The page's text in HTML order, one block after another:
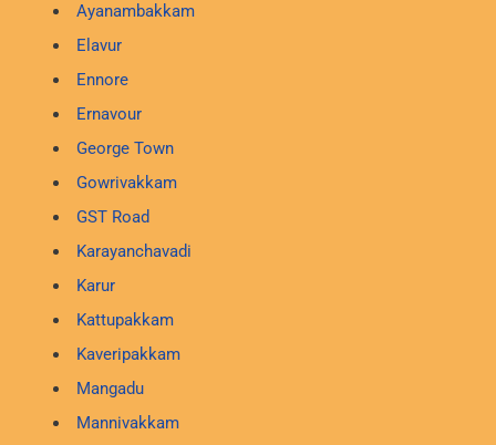
Ayanambakkam
Elavur
Ennore
Ernavour
George Town
Gowrivakkam
GST Road
Karayanchavadi
Karur
Kattupakkam
Kaveripakkam
Mangadu
Mannivakkam